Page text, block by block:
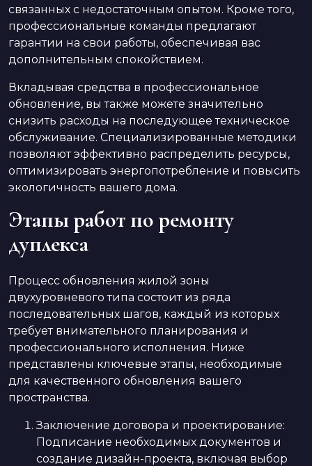
связанных с недостаточным опытом. Кроме того,
профессиональные команды предлагают
гарантии на свои работы, обеспечивая вас
дополнительным спокойствием.
Вкладывая средства в профессиональное
обновление, вы также можете значительно
снизить расходы на последующее техническое
обслуживание. Специализированные методики
позволяют эффективно распределить ресурсы,
оптимизировать энергопотребление и повысить
экологичность вашего дома.
Этапы работ по ремонту
дуплекса
Процесс обновления жилой зоны
двухуровневого типа состоит из ряда
последовательных шагов, каждый из которых
требует внимательного планирования и
профессионального исполнения. Ниже
представлены ключевые этапы, необходимые
для качественного обновления вашего
пространства.
Заключение договора и проектирование:
Подписание необходимых документов и
создание дизайн-проекта, включая выбор